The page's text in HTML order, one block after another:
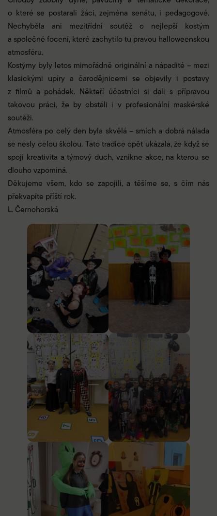
o které se postarali žáci, zejména senátu, i pedagogové.
Nechyběla ani mezitřídní soutěž o nejlepší kostým
a společné focení, které zachytilo tu pravou halloweenskou
atmosféru.
Kostýmy byly letos mimořádně originální a nápadité – mezi
klasickými upíry a čarodějnicemi se objevily i postavy
z filmů a pohádek. Někteří účastníci si dali s přípravou
takovou práci, že by obstáli i v profesionální maskérské
soutěži.
Atmosféra po celý den byla skvělá – smích a dobrá nálada
se nesly celou školou. Tato tradice opět ukázala, že když se
spojí kreativita a týmový duch, vznikne akce, na kterou se
dlouho vzpomíná.
Děkujeme všem, kdo se zapojili, a těšíme se, s čím nás
překvapíte příští rok.
L. Černohorská